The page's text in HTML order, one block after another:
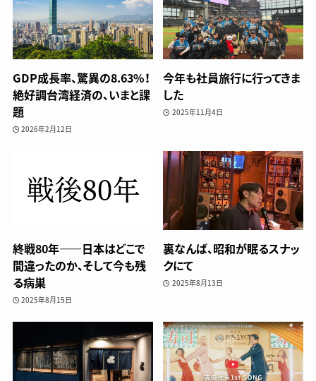
GDP成長率、驚異の8.63%！
絶好調台湾経済の、いまと課
題
2026年2月12日
今年も社員旅行に行ってきま
した
2025年11月4日
終戦80年——日本はどこで
間違ったのか、そして今も残
る病巣
2025年8月15日
裏なんば、昭和が眠るスナッ
クにて
2025年8月13日